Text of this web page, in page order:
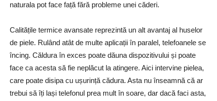
naturala pot face față fără probleme unei căderi.
Calitățile termice avansate reprezintă un alt avantaj al huselor
de piele. Rulând atât de multe aplicații în paralel, telefoanele se
încing. Căldura în exces poate dăuna dispozitivului și poate
face ca acesta să fie neplăcut la atingere. Aici intervine pielea,
care poate disipa cu ușurință cădura. Asta nu înseamnă că ar
trebui să îți lași telefonul prea mult în soare, dar dacă faci asta,